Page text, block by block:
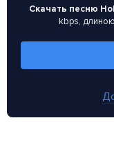
Скачать песню
kbps,